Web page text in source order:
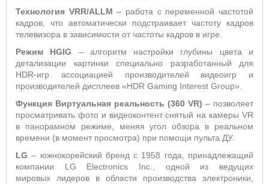
Технология VRR/ALLM – работа с переменной частотой
кадров, что автоматически подстраивает частоту кадров
телевизора в зависимости от частоты кадров в игре.
Режим HGIG – алгоритм настройки глубины цвета и
детализации картинки специально разработанный для
HDR-игр ассоциацией производителей видеоигр и
производителей дисплеев «HDR Gaming Interest Group».
Функция Виртуальная реальность (360 VR) – позволяет
просматривать фото и видеоконтент снятый на камеры VR
в панорамном режиме, меняя угол обзора в реальном
времени (в момент просмотра) при помощи пульта ДУ.
LG – южнокорейский бренд с 1958 года, принадлежащий
компании LG Electronics Inc., одной из ведущих
мировых лидеров в области производства электроники,